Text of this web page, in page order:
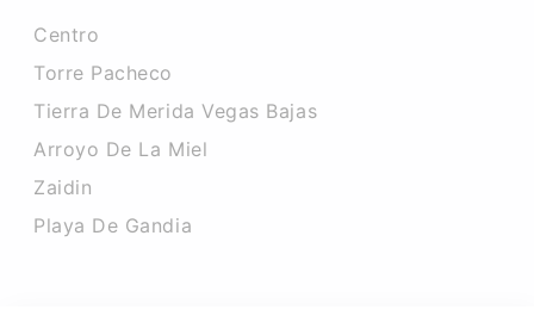
Centro
Torre Pacheco
Tierra De Merida Vegas Bajas
Arroyo De La Miel
Zaidin
Playa De Gandia